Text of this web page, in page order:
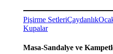
Pişirme SetleriÇaydanlık
Kupalar
Masa-Sandalye ve